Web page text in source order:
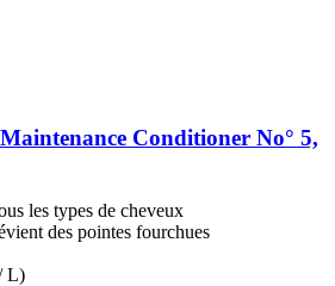
Conditioner No° 5,
les types de cheveux
des pointes fourchues
L)